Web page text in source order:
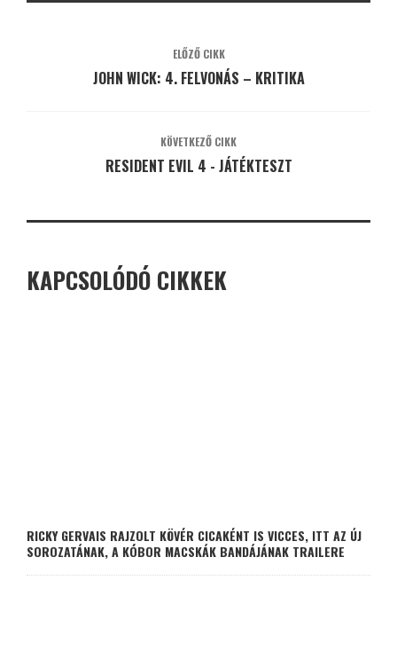
ELŐZŐ CIKK
JOHN WICK: 4. FELVONÁS – KRITIKA
KÖVETKEZŐ CIKK
RESIDENT EVIL 4 - JÁTÉKTESZT
KAPCSOLÓDÓ CIKKEK
RICKY GERVAIS RAJZOLT KÖVÉR CICAKÉNT IS VICCES, ITT AZ ÚJ
SOROZATÁNAK, A KÓBOR MACSKÁK BANDÁJÁNAK TRAILERE